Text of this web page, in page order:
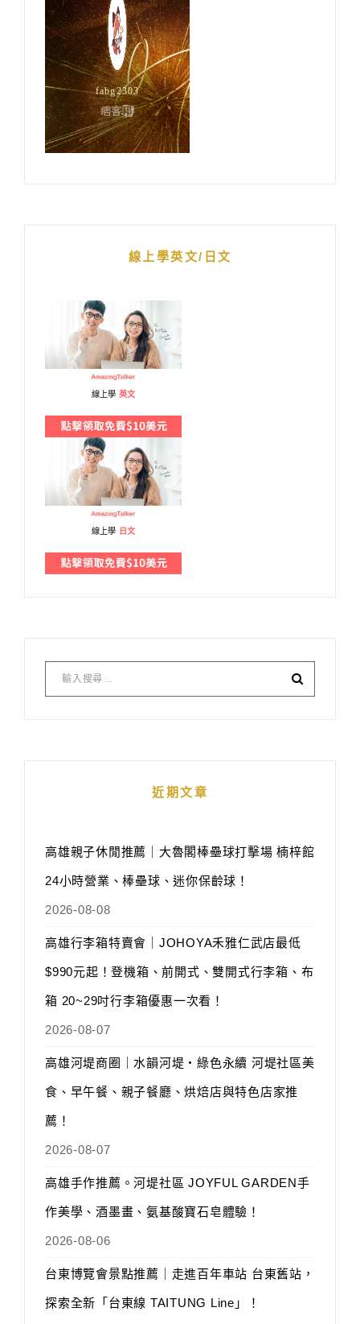
線上學英文/日文
線上學 英文
線上學 日文
近期文章
高雄親子休閒推薦｜大魯閣棒壘球打擊場 楠梓館
24小時營業、棒壘球、迷你保齡球！
2026-08-08
高雄行李箱特賣會｜JOHOYA禾雅仁武店最低
$990元起！登機箱、前開式、雙開式行李箱、布
箱 20~29吋行李箱優惠一次看！
2026-08-07
高雄河堤商圈｜水韻河堤‧綠色永續 河堤社區美
食、早午餐、親子餐廳、烘焙店與特色店家推
薦！
2026-08-07
高雄手作推薦。河堤社區 JOYFUL GARDEN手
作美學、酒墨畫、氨基酸寶石皂體驗！
2026-08-06
台東博覽會景點推薦｜走進百年車站 台東舊站，
探索全新「台東線 TAITUNG Line」！